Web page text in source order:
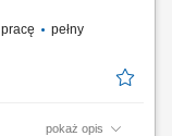
pełny
pokaż opis